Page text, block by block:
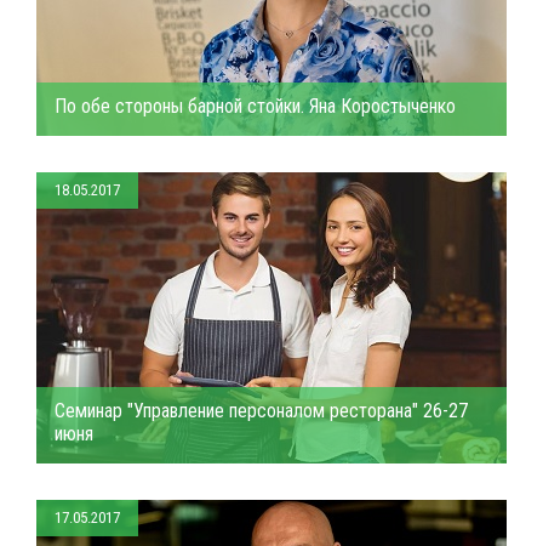
По обе стороны барной стойки. Яна Коростыченко
Семинар "Управление персоналом ресторана" 26-27
июня
18.05.2017
17.05.2017